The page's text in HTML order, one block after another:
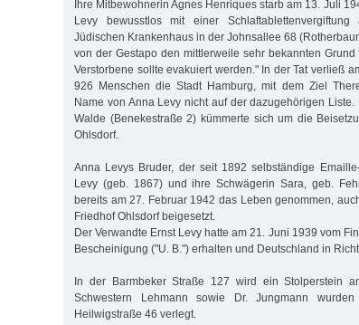
Ihre Mitbewohnerin Agnes Henriques starb am 13. Juli
Levy bewusstlos mit einer
Jüdischen Krankenhaus in der Johnsallee 68
von der Gestapo den mittlerweile sehr bekannten
Verstorbene sollte evakuiert werden." In der Tat verließ
926 Menschen die Stadt Hamburg, mit dem Ziel
Name von Anna Levy nicht auf der dazugehörigen
Walde (Benekestraße 2) kümmerte sich um die
Ohlsdorf.
Anna Levys Bruder, der seit 1892 selbständige
Levy (geb. 1867) und ihre Schwägerin Sara, geb.
bereits am 27. Februar 1942 das Leben genommen,
Friedhof Ohlsdorf beigesetzt.
Der Verwandte Ernst Levy hatte am 21. Juni 1939 vom
Bescheinigung ("U. B.") erhalten und Deutschland in
In der Barmbeker Straße 127 wird ein Stolperstein
Schwestern Lehmann sowie Dr. Jungmann
Heilwigstraße 46 verlegt.